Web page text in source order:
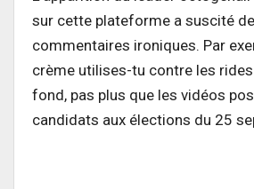
sur cette plateforme a suscité
commentaires ironiques. Par
crème utilises-tu contre les rides
fond, pas plus que les vidéos
candidats aux élections du 25